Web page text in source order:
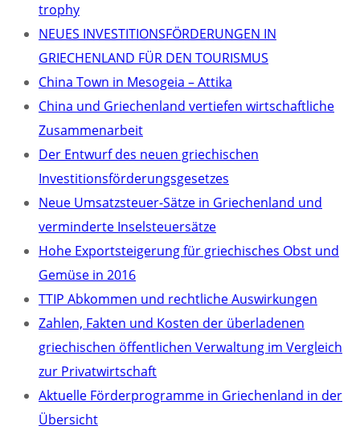
trophy
NEUES INVESTITIONSFÖRDERUNGEN IN
GRIECHENLAND FÜR DEN TOURISMUS
China Town in Mesogeia – Attika
China und Griechenland vertiefen wirtschaftliche
Zusammenarbeit
Der Entwurf des neuen griechischen
Investitionsförderungsgesetzes
Neue Umsatzsteuer-Sätze in Griechenland und
verminderte Inselsteuersätze
Hohe Exportsteigerung für griechisches Obst und
Gemüse in 2016
TTIP Abkommen und rechtliche Auswirkungen
Zahlen, Fakten und Kosten der überladenen
griechischen öffentlichen Verwaltung im Vergleich
zur Privatwirtschaft
Aktuelle Förderprogramme in Griechenland in der
Übersicht